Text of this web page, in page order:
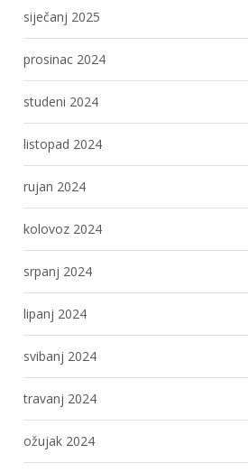
siječanj 2025
prosinac 2024
studeni 2024
listopad 2024
rujan 2024
kolovoz 2024
srpanj 2024
lipanj 2024
svibanj 2024
travanj 2024
ožujak 2024